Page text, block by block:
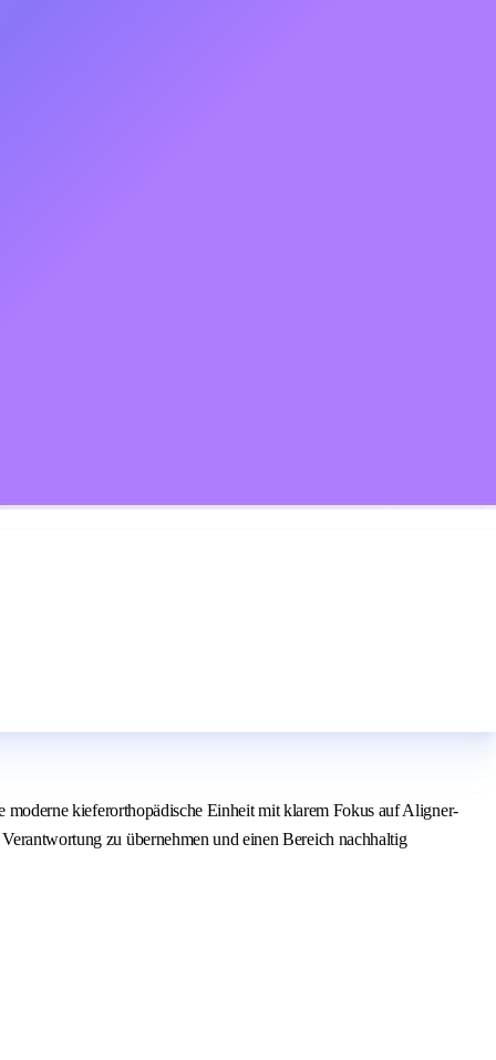
moderne kieferorthopädische Einheit mit klarem Fokus auf Aligner-
zu übernehmen und einen Bereich nachhaltig